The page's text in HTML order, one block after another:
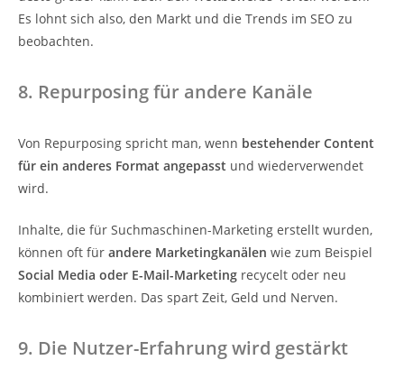
Es lohnt sich also, den Markt und die Trends im SEO zu
beobachten.
8. Repurposing für andere Kanäle
Von Repurposing spricht man, wenn bestehender Content
für ein anderes Format angepasst und wiederverwendet
wird.
Inhalte, die für Suchmaschinen-Marketing erstellt wurden,
können oft für andere Marketingkanälen wie zum Beispiel
Social Media oder E-Mail-Marketing recycelt oder neu
kombiniert werden. Das spart Zeit, Geld und Nerven.
9. Die Nutzer-Erfahrung wird gestärkt